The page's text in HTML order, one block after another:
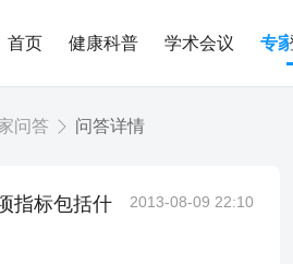
首页 健康科普 学术会议 专
问答 问答详情
指标包括什
2013-08-09 22:10